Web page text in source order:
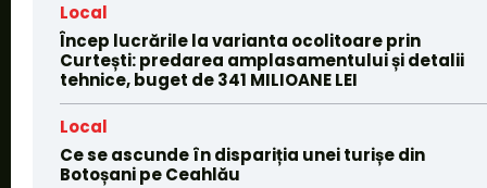
Local
Încep lucrările la varianta ocolitoare prin
Curtești: predarea amplasamentului și detalii
tehnice, buget de 341 MILIOANE LEI
Local
Ce se ascunde în dispariția unei turișe din
Botoșani pe Ceahlău